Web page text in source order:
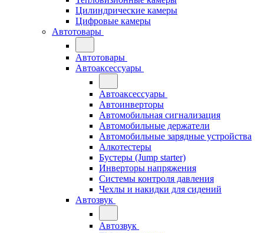
Цилиндрические камеры
Цифровые камеры
Автотовары
Автотовары
Автоаксессуары
Автоаксессуары
Автоинверторы
Автомобильная сигнализация
Автомобильные держатели
Автомобильные зарядные устройства
Алкотестеры
Бустеры (Jump starter)
Инверторы напряжения
Системы контроля давления
Чехлы и накидки для сидений
Автозвук
Автозвук